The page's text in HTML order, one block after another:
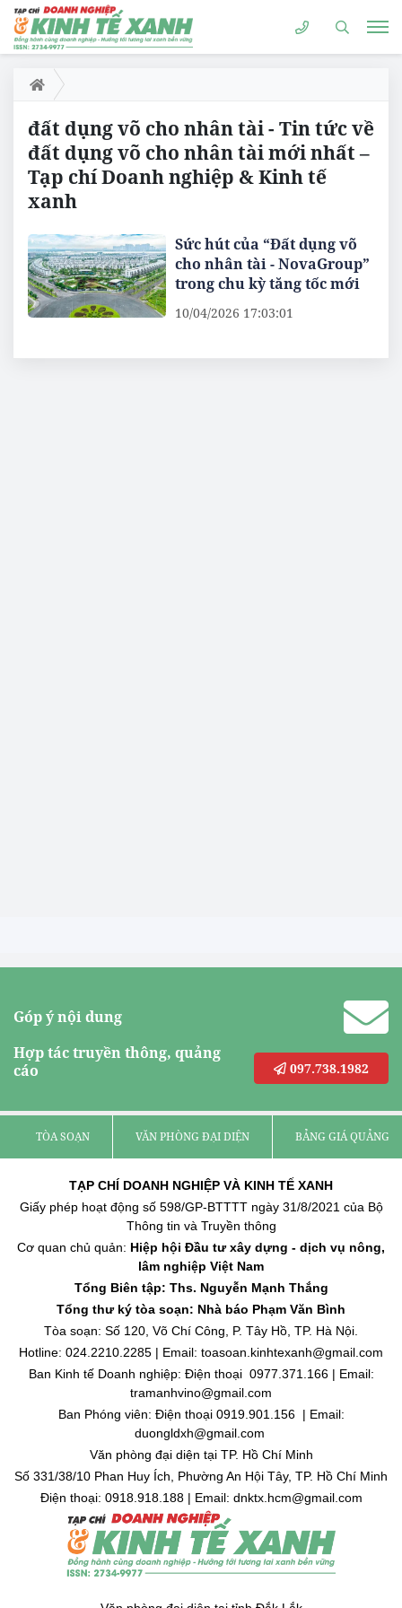
đất dụng võ cho nhân tài - Tin tức về
đất dụng võ cho nhân tài mới nhất –
Tạp chí Doanh nghiệp & Kinh tế
xanh
Sức hút của “Đất dụng võ
cho nhân tài - NovaGroup”
trong chu kỳ tăng tốc mới
10/04/2026 17:03:01
Góp ý nội dung
Hợp tác truyền thông, quảng
cáo
097.738.1982
TÒA SOẠN VĂN PHÒNG ĐẠI DIỆN BẢNG GIÁ QUẢNG
TẠP CHÍ DOANH NGHIỆP VÀ KINH TẾ XANH
Giấy phép hoạt động số 598/GP-BTTTT ngày 31/8/2021 của Bộ
Thông tin và Truyền thông
Cơ quan chủ quản: Hiệp hội Đầu tư xây dựng - dịch vụ nông,
lâm nghiệp Việt Nam
Tổng Biên tập: Ths. Nguyễn Mạnh Thắng
Tổng thư ký tòa soạn: Nhà báo Phạm Văn Bình
Tòa soạn: Số 120, Võ Chí Công, P. Tây Hồ, TP. Hà Nội.
Hotline: 024.2210.2285 | Email: toasoan.kinhtexanh@gmail.com
Ban Kinh tế Doanh nghiệp: Điện thoại 0977.371.166 | Email:
tramanhvino@gmail.com
Ban Phóng viên: Điện thoại 0919.901.156 | Email:
duongldxh@gmail.com
Văn phòng đại diện tại TP. Hồ Chí Minh
Số 331/38/10 Phan Huy Ích, Phường An Hội Tây, TP. Hồ Chí Minh
Điện thoại: 0918.918.188 | Email: dnktx.hcm@gmail.com